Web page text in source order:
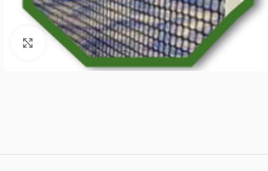
Clic para ampliar